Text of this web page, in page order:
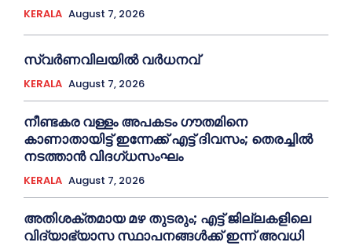
KERALA August 7, 2026
സ്വർണവിലയിൽ വർധനവ്
KERALA August 7, 2026
നീണ്ടകര വള്ളം അപകടം ഗൗതമിനെ
കാണാതായിട്ട് ഇന്നേക്ക് എട്ട് ദിവസം; തെരച്ചില്‍
നടത്താൻ വിദഗ്ധസംഘം
KERALA August 7, 2026
അതിശക്തമായ മഴ തുടരും; എട്ട് ജി​ല്ല​ക​ളി​ലെ
വി​ദ്യാ​ഭ്യാ​സ സ്ഥാ​പ​ന​ങ്ങ​ൾ​ക്ക് ഇ​ന്ന് അ​വ​ധി